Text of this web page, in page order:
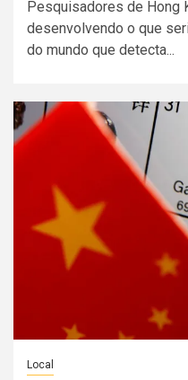
Pesquisadores de Hong
desenvolvendo o que
do mundo que detecta...
Local